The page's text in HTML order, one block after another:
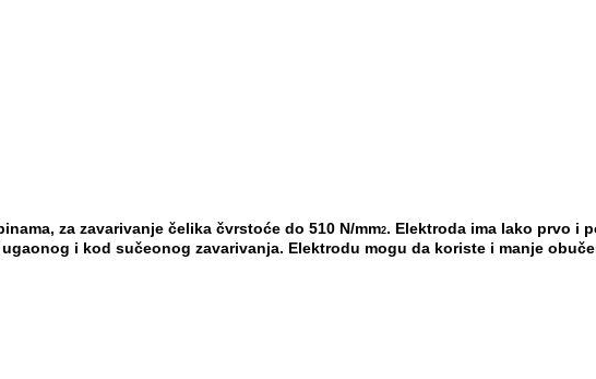
za zavarivanje čelika čvrstoće do 510 N/mm2. Elektroda ima lako prvo i
i kod sučeonog zavarivanja. Elektrodu mogu da koriste i manje